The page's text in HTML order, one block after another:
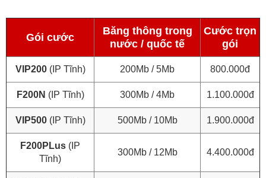
Gói cước
Băng thông trong
nước / quốc tế
Cước trọn
gói
VIP200 (IP Tĩnh) 200Mb / 5Mb 800.000đ
F200N (IP Tĩnh) 300Mb / 4Mb 1.100.000đ
VIP500(IP Tĩnh) 500Mb / 10Mb 1.900.000đ
F200PLus (IP
Tĩnh)
300Mb / 12Mb 4.400.000đ